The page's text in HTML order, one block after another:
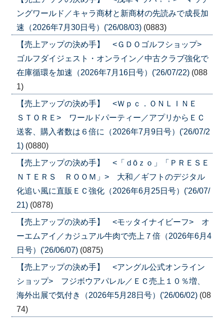
ングワールド／キャラ商材と新商材の先読みで成長加
速（2026年7月30日号）('26/08/03) (0883)
【売上アップの決め手】 <ＧＤＯゴルフショップ>
ゴルフダイジェスト・オンライン／中古クラブ強化で
在庫循環を加速（2026年7月16日号）('26/07/22) (088
1)
【売上アップの決め手】 <Ｗｐｃ．ＯＮＬＩＮＥ
ＳＴＯＲＥ> ワールドパーティー／アプリからＥＣ
送客、購入者数は６倍に（2026年7月9日号）('26/07/2
1) (0880)
【売上アップの決め手】 <「ｄōｚｏ」「ＰＲＥＳＥ
ＮＴＥＲＳ ＲＯＯＭ」> 大和／ギフトのデジタル
化追い風に直販ＥＣ強化（2026年6月25日号）('26/07/
21) (0878)
【売上アップの決め手】 <モッタイナイビーフ> オ
ーエムアイ／カジュアル牛肉で売上７倍（2026年6月4
日号）('26/06/07) (0875)
【売上アップの決め手】 <アングル公式オンライン
ショップ> フジボウアパレル／ＥＣ売上１０％増、
海外出展で気付き（2026年5月28日号）('26/06/02) (08
74)